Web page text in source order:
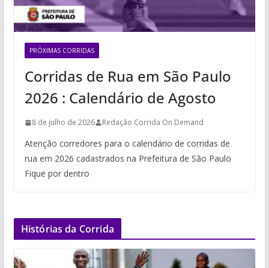
PRÓXIMAS CORRIDAS
Corridas de Rua em São Paulo
2026 : Calendário de Agosto
8 de julho de 2026 Redação Corrida On Demand
Atenção corredores para o calendário de corridas de
rua em 2026 cadastrados na Prefeitura de São Paulo
Fique por dentro
Histórias da Corrida